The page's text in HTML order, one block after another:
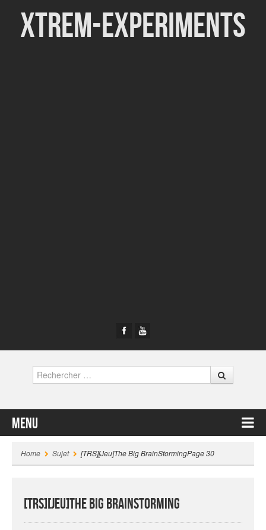
Xtrem-Experiments
Rechercher
Menu
Home
Sujet [TRS][Jeu]The Big BrainStormingPage 30
[TRS][Jeu]The Big BrainStorming